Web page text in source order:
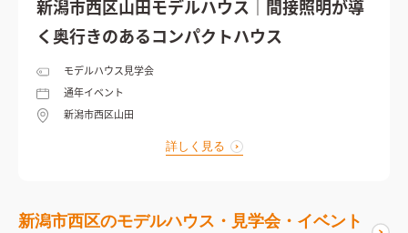
新潟市西区山田モデルハウス｜間接照明が導
く奥行きのあるコンパクトハウス
モデルハウス見学会
通年イベント
新潟市西区山田
詳しく見る
新潟市西区のモデルハウス・見学会・イベント